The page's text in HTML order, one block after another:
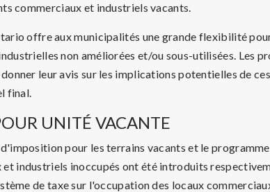
commerciaux et industriels vacants.
offre aux municipalités une grande flexibilité
non améliorées et/ou sous-utilisées. Les
leur avis sur les implications potentielles de
final.
UNITÉ VACANTE
pour les terrains vacants et le
industriels inoccupés ont été introduits
de taxe sur l'occupation des locaux